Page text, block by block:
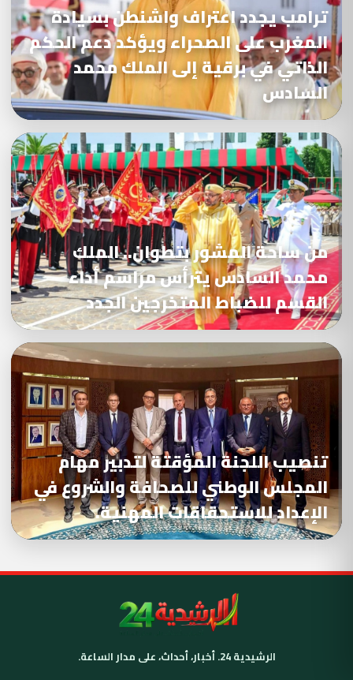
ترامب يجدد اعتراف واشنطن بسيادة
المغرب على الصحراء ويؤكد دعم الحكم
الذاتي في برقية إلى الملك محمد
السادس
من ساحة المشور بتطوان.. الملك
محمد السادس يترأس مراسم أداء
القسم للضباط المتخرجين الجدد
تنصيب اللجنة المؤقتة لتدبير مهام
المجلس الوطني للصحافة والشروع في
الإعداد للاستحقاقات المهنية.
الرشيدية 24. أخبار، أحداث، على مدار الساعة.